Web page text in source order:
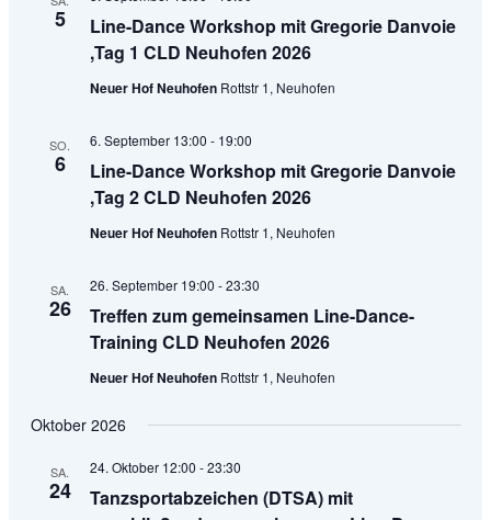
5
Line-Dance Workshop mit Gregorie Danvoie
,Tag 1 CLD Neuhofen 2026
Neuer Hof Neuhofen Rottstr 1, Neuhofen
SO.
6
Line-Dance Workshop mit Gregorie Danvoie
,Tag 2 CLD Neuhofen 2026
6. September 13:00 - 19:00
Neuer Hof Neuhofen Rottstr 1, Neuhofen
SA.
26
Treffen zum gemeinsamen Line-Dance-
Training CLD Neuhofen 2026
26. September 19:00 -23:30
Neuer Hof Neuhofen Rottstr 1, Neuhofen
Oktober 2026
SA.
24
Tanzsportabzeichen (DTSA) mit
24. Oktober 12:00 -23:30